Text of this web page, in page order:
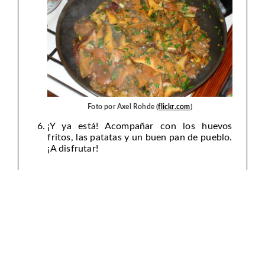
Foto por Axel Rohde (flickr.com)
¡Y ya está! Acompañar con los huevos
fritos, las patatas y un buen pan de pueblo.
¡A disfrutar!